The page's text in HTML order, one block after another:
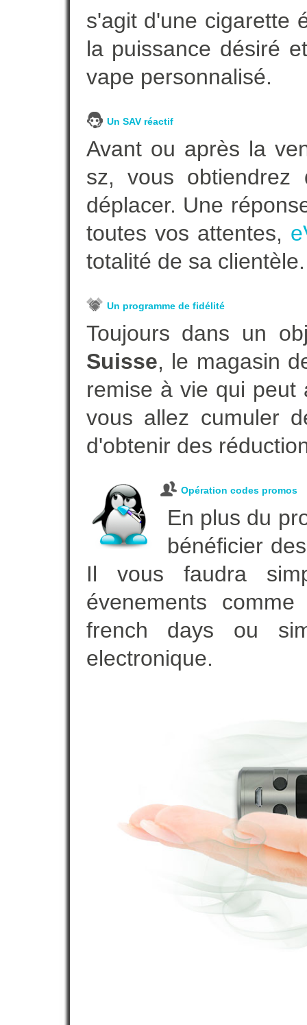
s'agit d'une cigarette
la puissance désiré
vape personnalisé.
Un SAV réactif
Avant ou après la
sz, vous
déplacer. Une
toutes vos attentes,
totalité de sa clientèle.
Un programme de fidélité
Toujours dans un
Suisse, le magasin
remise à vie qui peut
vous allez cumuler
d'obtenir des
Opération codes promos
En plus du
bénéficier
Il vous faudra
évenements
french days ou
electronique.